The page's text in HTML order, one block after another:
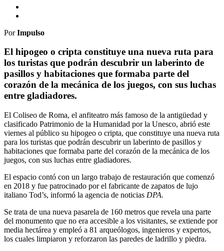
PorImpulso
El hipogeo o cripta constituye una nueva ruta para
los turistas que podrán descubrir un laberinto de
pasillos y habitaciones que formaba parte del
corazón de la mecánica de los juegos, con sus luchas
entre gladiadores.
El Coliseo de Roma, el anfiteatro más famoso de la antigüedad y
clasificado Patrimonio de la Humanidad por la Unesco, abrió este
viernes al público su hipogeo o cripta, que constituye una nueva ruta
para los turistas que podrán descubrir un laberinto de pasillos y
habitaciones que formaba parte del corazón de la mecánica de los
juegos, con sus luchas entre gladiadores.
El espacio contó con un largo trabajo de restauración que comenzó
en 2018 y fue patrocinado por el fabricante de zapatos de lujo
italiano Tod’s, informó la agencia de noticias DPA.
Se trata de una nueva pasarela de 160 metros que revela una parte
del monumento que no era accesible a los visitantes, se extiende por
media hectárea y empleó a 81 arqueólogos, ingenieros y expertos,
los cuales limpiaron y reforzaron las paredes de ladrillo y piedra.